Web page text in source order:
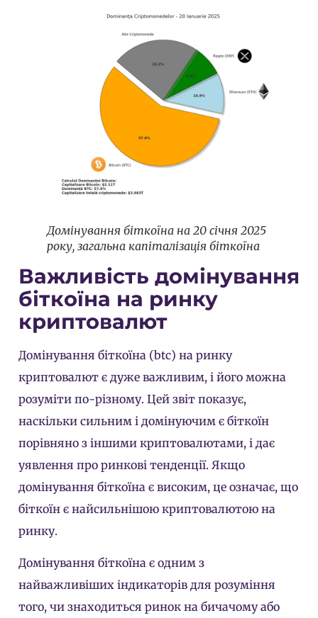
Домінування біткоїна на 20 січня 2025
року, загальна капіталізація біткоїна
Важливість домінування
біткоїна на ринку
криптовалют
Домінування біткоїна (btc) на ринку
криптовалют є дуже важливим, і його можна
розуміти по-різному. Цей звіт показує,
наскільки сильним і домінуючим є біткоїн
порівняно з іншими криптовалютами, і дає
уявлення про ринкові тенденції. Якщо
домінування біткоїна є високим, це означає, що
біткоїн є найсильнішою криптовалютою на
ринку.
Домінування біткоїна є одним з
найважливіших індикаторів для розуміння
того, чи знаходиться ринок на бичачому або